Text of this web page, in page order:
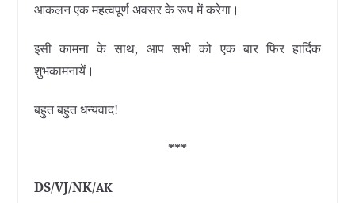
आकलन एक महत्वपूर्ण अवसर के रूप में करेगा।
इसी कामना के साथ, आप सभी को एक बार फिर हार्दिक
शुभकामनायें।
बहुत बहुत धन्यवाद!
***
DS/VJ/NK/AK